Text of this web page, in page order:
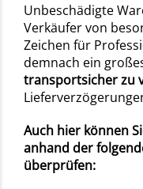
Unbeschädigte
Verkäufer von
Zeichen für
demnach ein
transportsicher zu
Auch hier können
anhand der
überprüfen: